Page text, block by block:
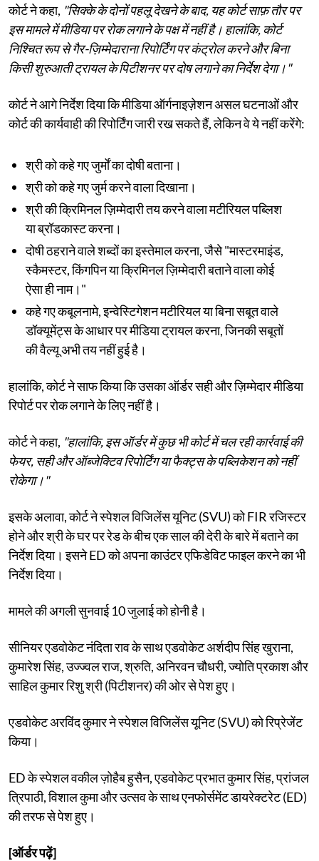
कोर्ट ने कहा, "सिक्के के दोनों पहलू देखने के बाद, यह कोर्ट साफ़ तौर पर
इस मामले में मीडिया पर रोक लगाने के पक्ष में नहीं है। हालांकि, कोर्ट
निश्चित रूप से गैर-ज़िम्मेदाराना रिपोर्टिंग पर कंट्रोल करने और बिना
किसी शुरुआती ट्रायल के पिटीशनर पर दोष लगाने का निर्देश देगा।"
कोर्ट ने आगे निर्देश दिया कि मीडिया ऑर्गनाइज़ेशन असल घटनाओं और
कोर्ट की कार्यवाही की रिपोर्टिंग जारी रख सकते हैं, लेकिन वे ये नहीं करेंगे:
श्री को कहे गए जुर्मों का दोषी बताना।
श्री को कहे गए जुर्म करने वाला दिखाना।
श्री की क्रिमिनल ज़िम्मेदारी तय करने वाला मटीरियल पब्लिश
या ब्रॉडकास्ट करना।
दोषी ठहराने वाले शब्दों का इस्तेमाल करना, जैसे "मास्टरमाइंड,
स्कैमस्टर, किंगपिन या क्रिमिनल ज़िम्मेदारी बताने वाला कोई
ऐसा ही नाम।"
कहे गए कबूलनामे, इन्वेस्टिगेशन मटीरियल या बिना सबूत वाले
डॉक्यूमेंट्स के आधार पर मीडिया ट्रायल करना, जिनकी सबूतों
की वैल्यू अभी तय नहीं हुई है।
हालांकि, कोर्ट ने साफ किया कि उसका ऑर्डर सही और ज़िम्मेदार मीडिया
रिपोर्ट पर रोक लगाने के लिए नहीं है।
कोर्ट ने कहा, "हालांकि, इस ऑर्डर में कुछ भी कोर्ट में चल रही कार्रवाई की
फेयर, सही और ऑब्जेक्टिव रिपोर्टिंग या फैक्ट्स के पब्लिकेशन को नहीं
रोकेगा।"
इसके अलावा, कोर्ट ने स्पेशल विजिलेंस यूनिट (SVU) को FIR रजिस्टर
होने और श्री के घर पर रेड के बीच एक साल की देरी के बारे में बताने का
निर्देश दिया। इसने ED को अपना काउंटर एफिडेविट फाइल करने का भी
निर्देश दिया।
मामले की अगली सुनवाई 10 जुलाई को होनी है।
सीनियर एडवोकेट नंदिता राव के साथ एडवोकेट अर्शदीप सिंह खुराना,
कुमारेश सिंह, उज्ज्वल राज, श्रुति, अनिरवन चौधरी, ज्योति प्रकाश और
साहिल कुमार रिशु श्री (पिटीशनर) की ओर से पेश हुए।
एडवोकेट अरविंद कुमार ने स्पेशल विजिलेंस यूनिट (SVU) को रिप्रेजेंट
किया।
ED के स्पेशल वकील ज़ोहैब हुसैन, एडवोकेट प्रभात कुमार सिंह, प्रांजल
त्रिपाठी, विशाल कुमा और उत्सव के साथ एनफोर्समेंट डायरेक्टरेट (ED)
की तरफ से पेश हुए।
[ऑर्डर पढ़ें]